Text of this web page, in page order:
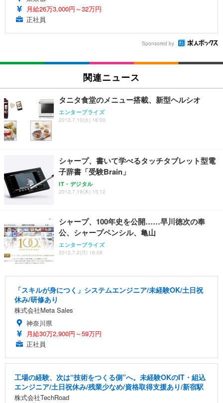
月給26万3,000円～32万円
正社員
Sponsored by
関連ニュース
タニタ食堂のメニュー搭載、新型ヘルシオ
エンタープライズ
2012.7.10(火) 18:00
シャープ、書いて学べるタッチタブレット型電
子辞書「受験Brain」
IT・デジタル
2012.7.19(木) 15:12
シャープ、100年史を公開……早川徳次の奉
公、シャープペンシル、亀山
エンタープライズ
2012.7.2(月) 16:08
「スキルが身につく」システムエンジニア/未経験OK/土日祝
休み/研修あり
株式会社Meta Sales
神奈川県
月給30万2,900円～59万円
正社員
工場の経験、次は“技術をつくる側”へ。未経験OKのIT・組込
エンジニア/土日祝休み/残業少なめ/資格取得支援あり/新宿駅
株式会社TechRoad